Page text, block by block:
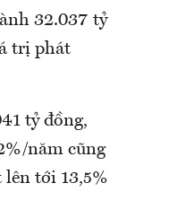
32.037 tỷ
trị phát
tỷ đồng,
năm cũng
tới 13,5%